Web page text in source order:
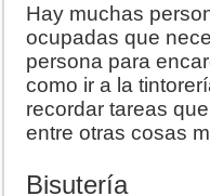
Hay muchas
ocupadas que
persona para
como ir a la
recordar tareas
entre otras cosas
Bisutería